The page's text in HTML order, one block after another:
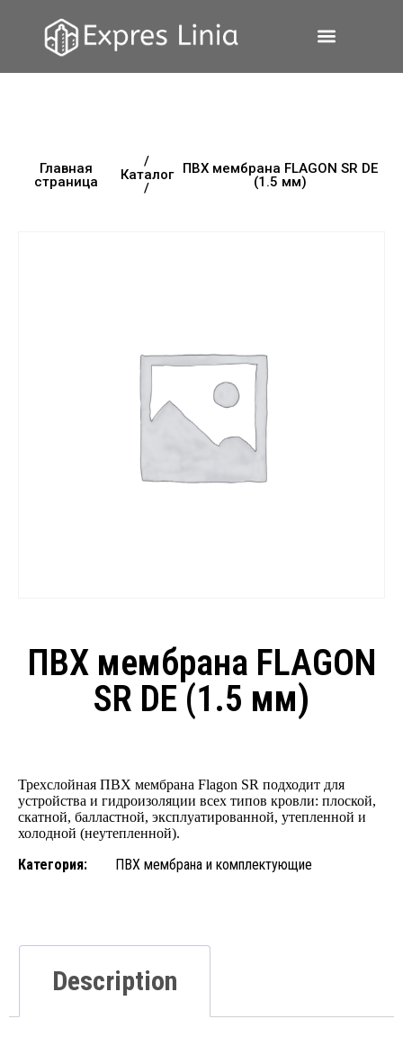
Главная
страница
/
Каталог
/
ПВХ мембрана FLAGON SR DE
(1.5 мм)
ПВХ мембрана FLAGON
SR DE (1.5 мм)
Трехслойная ПВХ мембрана Flagon SR подходит для
устройства и гидроизоляции всех типов кровли: плоской,
скатной, балластной, эксплуатированной, утепленной и
холодной (неутепленной).
Категория: ПВХ мембрана и комплектующие
Description